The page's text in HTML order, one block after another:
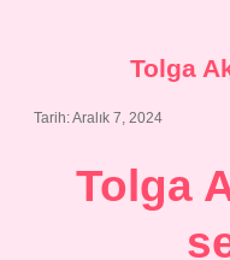
Tolga
Tarih: Aralık 7, 2024
Tolga